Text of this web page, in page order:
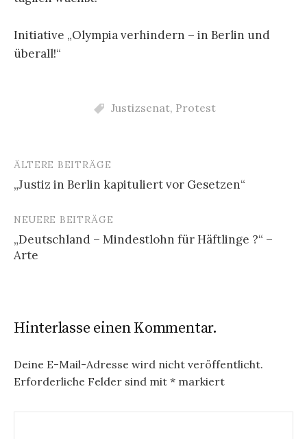
Initiative „Olympia verhindern – in Berlin und
überall!“
Justizsenat, Protest
Beitragsnavigation
ÄLTERE BEITRÄGE
„Justiz in Berlin kapituliert vor Gesetzen“
NEUERE BEITRÄGE
„Deutschland – Mindestlohn für Häftlinge ?“ –
Arte
Hinterlasse einen Kommentar.
Deine E-Mail-Adresse wird nicht veröffentlicht.
Erforderliche Felder sind mit * markiert